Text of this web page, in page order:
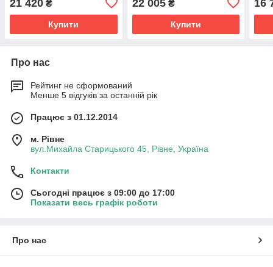
21 420 ₴
Купити
22 005₴
Купити
16
Про нас
Рейтинг не сформований
Менше 5 відгуків за останній рік
Працює з 01.12.2014
м. Рівне
вул.Михайла Старицького 45, Рівне, Україна
Контакти
Сьогодні працює з 09:00 до 17:00
Показати весь графік роботи
Про нас